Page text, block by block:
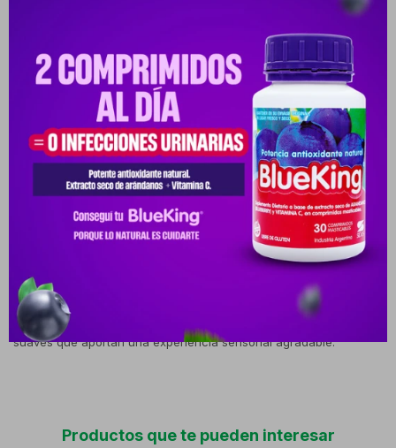
Es un bálsamo labial con textura cremosa y acabado natural,
diseñado para hidratar y proteger los labios mientras aporta un
delicado tono chocolate. Su fórmula ligera se desliza fácilmente,
dejando una sensación de suavidad inmediata y un aspecto
saludable sin sobrecargar. Sirve para mantener la hidratación
diaria, prevenir la resequedad y aportar confort prolongado, ideal
para quienes buscan un producto que combine cuidado y color
en un solo paso. Además, ayuda a conservar la elasticidad de la
piel de los labios y realza su apariencia con un toque sutil. La
composición incluye agentes emolientes que nutren y suavizan,
junto con extractos naturales que favorecen la hidratación y
protección frente a factores externos. Su fragancia combina
notas dulces y cálidas inspiradas en el chocolate, con matices
suaves que aportan una experiencia sensorial agradable.
Productos que te pueden interesar